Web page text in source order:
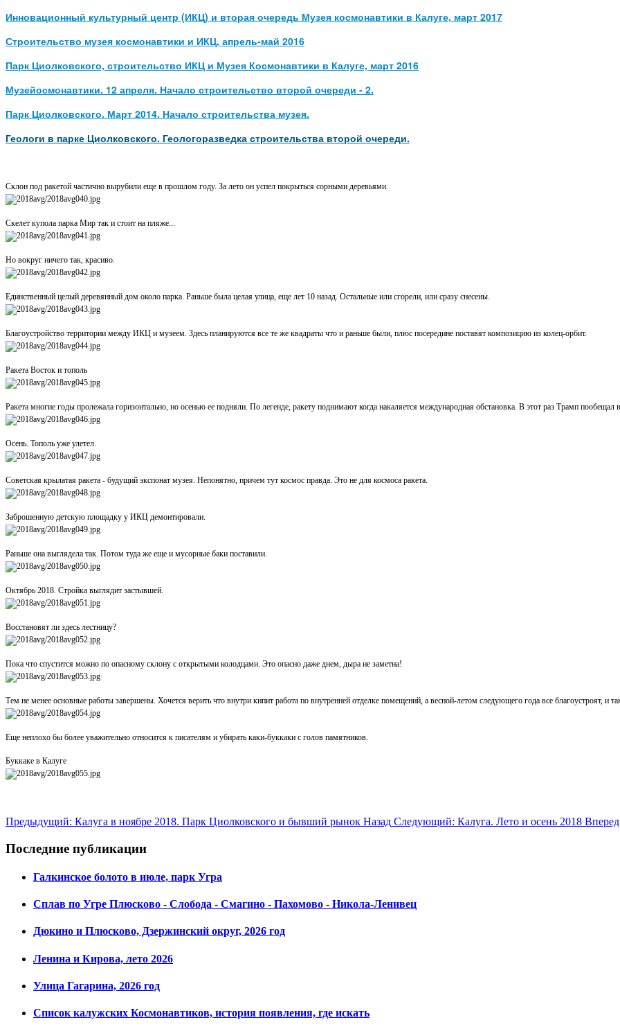
Инновационный культурный центр (ИКЦ) и вторая очередь Музея космонавтики в Калуге, март 2017
Строительство музея космонавтики и ИКЦ, апрель-май 2016
Парк Циолковского, строительство ИКЦ и Музея Космонавтики в Калуге, март 2016
Музейосмонавтики. 12 апреля. Начало строительство второй очереди - 2.
Парк Циолковского. Март 2014. Начало строительства музея.
Геологи в парке Циолковского. Геологоразведка строительства второй очереди.
Склон под ракетой частично вырубили еще в прошлом году. За лето он успел покрыться сорными деревьями.
Скелет купола парка Мир так и стоит на пляже...
Но вокруг ничего так, красиво.
Единственный целый деревянный дом около парка. Раньше была целая улица, еще лет 10 назад. Остальные или сгорели, или сразу снесены.
Благоустройство территории между ИКЦ и музеем. Здесь планируются все те же квадраты что и раньше были, плюс посередине поставят композицию из колец-орбит.
Ракета Восток и тополь
Ракета многие годы пролежала горизонтально, но осенью ее подняли. По легенде, ракету поднимают когда накаляется международная обстановка. В этот раз Трамп
Осень. Тополь уже улетел.
Советская крылатая ракета - будущий экспонат музея. Непонятно, причем тут космос правда. Это не для космоса ракета.
Заброшенную детскую площадку у ИКЦ демонтировали.
Раньше она выглядела так. Потом туда же еще и мусорные баки поставили.
Октябрь 2018. Стройка выглядит застывшей.
Восстановят ли здесь лестницу?
Пока что спустится можно по опасному склону с открытыми колодцами. Это опасно даже днем, дыра не заметна!
Тем не менее основные работы завершены. Хочется верить что внутри кипит работа по внутренней отделке помещений, а весной-летом следующего года все благоустроят, и
Еще неплохо бы более уважительно относится к писателям и убирать каки-буккаки с голов памятников.
Буккаке в Калуге
Предыдущий: Калуга в ноябре 2018. Парк Циолковского и бывший рынок Назад Следующий: Калуга. Лето и осень 2018 Вперед
Последние публикации
Галкинское болото в июле, парк Угра
Сплав по Угре Плюсково - Слобода - Смагино - Пахомово - Никола-Ленивец
Дюкино и Плюсково, Дзержинский округ, 2026 год
Ленина и Кирова, лето 2026
Улица Гагарина, 2026 год
Список калужских Космонавтиков, история появления, где искать